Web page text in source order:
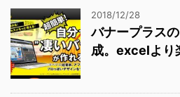
2018/12/28
バナープラス
成。excelより